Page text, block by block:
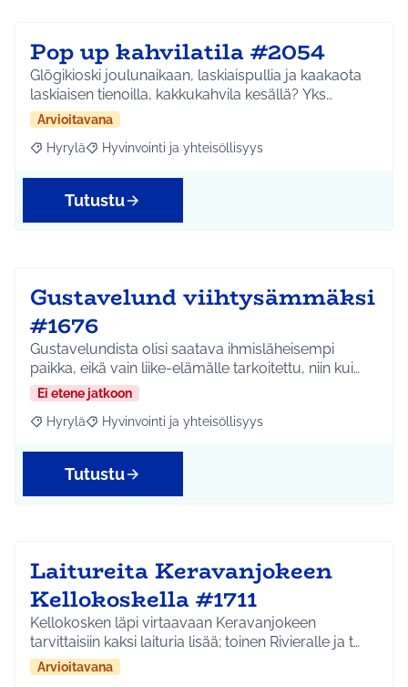
Pop up kahvilatila #2054
Glögikioski joulunaikaan, laskiaispullia ja kaakaota
laskiaisen tienoilla, kakkukahvila kesällä? Yks…
Arvioitavana
Rajaa tulokset aihepiirin mukaan: Hyrylä
Hyrylä Rajaa tulokset teeman mukaan: Hyvinvointi ja
Hyvinvointi ja yhteisöllisyys
Tutustu
Gustavelund viihtysämmäksi
#1676
Gustavelundista olisi saatava ihmisläheisempi
paikka, eikä vain liike-elämälle tarkoitettu, niin kui…
Ei etene jatkoon
Rajaa tulokset aihepiirin mukaan: Hyrylä
Hyrylä Rajaa tulokset teeman mukaan: Hyvinvointi ja
Hyvinvointi ja yhteisöllisyys
Tutustu
Laitureita Keravanjokeen
Kellokoskella #1711
Kellokosken läpi virtaavaan Keravanjokeen
tarvittaisiin kaksi laituria lisää; toinen Rivieralle ja t…
Arvioitavana